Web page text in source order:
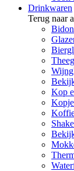
Drinkwaren
Terug naar
Kop